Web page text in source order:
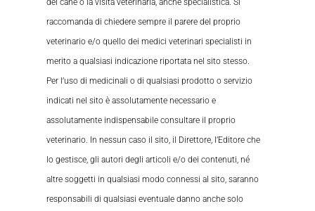
raccomanda di chiedere sempre il parere del proprio
veterinario e/o quello dei medici veterinari specialisti in
merito a qualsiasi indicazione riportata nel sito stesso.
Per l’uso di medicinali o di qualsiasi prodotto o servizio
indicati nel sito è assolutamente necessario e
assolutamente indispensabile consultare il proprio
veterinario. In nessun caso il sito, il Direttore, l’Editore che
lo gestisce, gli autori degli articoli e/o dei contenuti, né
altre soggetti in qualsiasi modo connessi al sito, saranno
responsabili di qualsiasi eventuale danno anche solo